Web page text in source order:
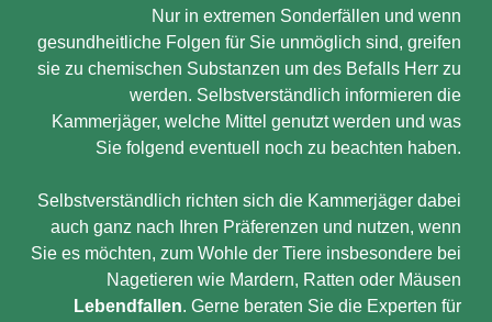
Nur in extremen Sonderfällen und wenn
gesundheitliche Folgen für Sie unmöglich sind, greifen
sie zu chemischen Substanzen um des Befalls Herr zu
werden. Selbstverständlich informieren die
Kammerjäger, welche Mittel genutzt werden und was
Sie folgend eventuell noch zu beachten haben.
Selbstverständlich richten sich die Kammerjäger dabei
auch ganz nach Ihren Präferenzen und nutzen, wenn
Sie es möchten, zum Wohle der Tiere insbesondere bei
Nagetieren wie Mardern, Ratten oder Mäusen
Lebendfallen. Gerne beraten Sie die Experten für